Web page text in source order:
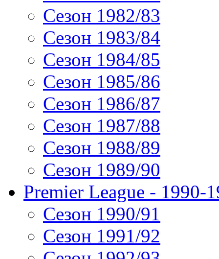
Сезон 1982/83
Сезон 1983/84
Сезон 1984/85
Сезон 1985/86
Сезон 1986/87
Сезон 1987/88
Сезон 1988/89
Сезон 1989/90
Premier League - 1990-
Сезон 1990/91
Сезон 1991/92